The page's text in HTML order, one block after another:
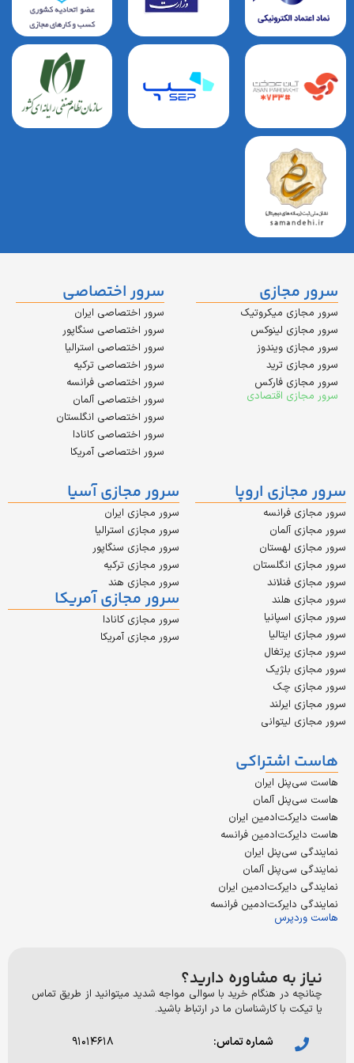
میکروتیک
لینوکس
ویندوز
ترید
فارکس
اقتصادی
سرور اختصاصی
سرور اختصاصی ایران
سرور اختصاصی سنگاپور
سرور اختصاصی استرالیا
سرور اختصاصی ترکیه
سرور اختصاصی فرانسه
سرور اختصاصی آلمان
سرور اختصاصی انگلستان
سرور اختصاصی کانادا
سرور اختصاصی آمریکا
اروپا
فرانسه
آلمان
لهستان
انگلستان
فنلاند
هلند
اسپانیا
پرتغال
بلژیک
چک
لیتوانی
سرور مجازی آسیا
سرور مجازی ایران
سرور مجازی استرالیا
سرور مجازی سنگاپور
سرور مجازی ترکیه
سرور مجازی هند
سرور مجازی آمریکا
سرور مجازی کانادا
سرور مجازی آمریکا
ایران
آلمان
ایران
فرانسه
ایران
سی‌پنل آلمان
دایرکت‌ادمین ایران
دایرکت‌ادمین فرانسه
به مشاوره دارید؟
در هنگام خرید با سوالی مواجه شدید میتوانید از طریق تماس
با کارشناسان ما در ارتباط باشید.
شماره تماس: